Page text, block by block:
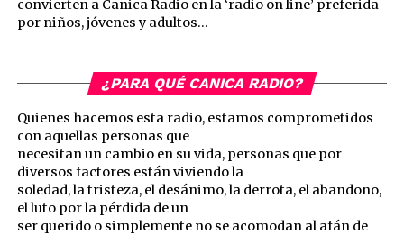
convierten a Canica Radio en la ‘radio on line’ preferida
por niños, jóvenes y adultos…
¿PARA QUÉ CANICA RADIO?
Quienes hacemos esta radio, estamos comprometidos
con aquellas personas que
necesitan un cambio en su vida, personas que por
diversos factores están viviendo la
soledad, la tristeza, el desánimo, la derrota, el abandono,
el luto por la pérdida de un
ser querido o simplemente no se acomodan al afán de